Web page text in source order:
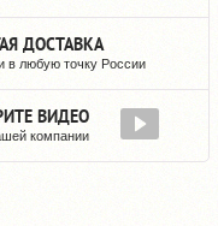
ДОСТАВКА
в любую точку России
ВИДЕО
компании